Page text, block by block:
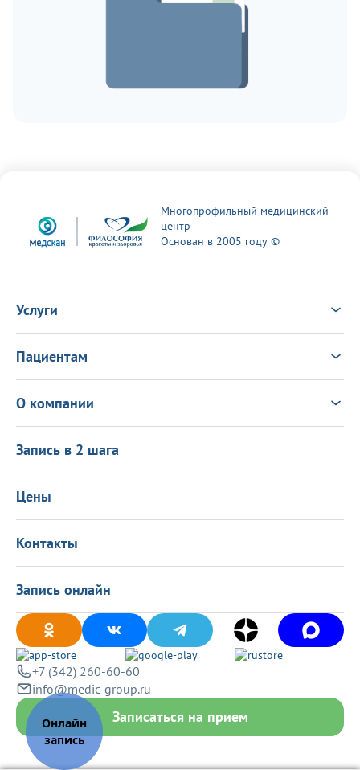
Многопрофильный медицинский
центр
Основан в 2005 году ©
Услуги
Врачи
Консультация Онлайн
Выезд врача на дом
Пациентам
Новости
Политика в области качества
Подарочные сертификаты
Программа лояльности
О компании
Информация для пациентов
Лицензиии
Вакансии
Политика конфиденциальности
Запись в 2 шага
Цены
Контакты
Запись онлайн
+7 (342) 260-60-60
info@medic-group.ru
Записаться на прием